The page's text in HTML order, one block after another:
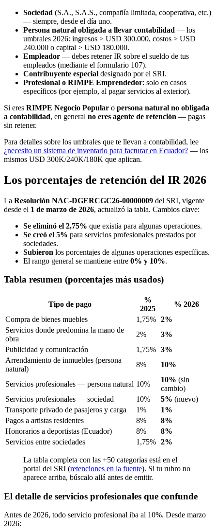
Sociedad (S.A., S.A.S., compañía limitada, cooperativa, etc.)
— siempre, desde el día uno.
Persona natural obligada a llevar contabilidad — los
umbrales 2026: ingresos > USD 300.000, costos > USD
240.000 o capital > USD 180.000.
Empleador — debes retener IR sobre el sueldo de tus
empleados (mediante el formulario 107).
Contribuyente especial designado por el SRI.
Profesional o RIMPE Emprendedor: solo en casos
específicos (por ejemplo, al pagar servicios al exterior).
Si eres RIMPE Negocio Popular o persona natural no obligada
a contabilidad, en general no eres agente de retención — pagas
sin retener.
Para detalles sobre los umbrales que te llevan a contabilidad, lee
¿necesito un sistema de inventario para facturar en Ecuador? — los
mismos USD 300K/240K/180K que aplican.
Los porcentajes de retención del IR 2026
La Resolución NAC-DGERCGC26-00000009 del SRI, vigente
desde el 1 de marzo de 2026, actualizó la tabla. Cambios clave:
Se eliminó el 2,75% que existía para algunas operaciones.
Se creó el 5% para servicios profesionales prestados por
sociedades.
Subieron los porcentajes de algunas operaciones específicas.
El rango general se mantiene entre 0% y 10%.
Tabla resumen (porcentajes más usados)
Tipo de pago
%
2025
% 2026
Compra de bienes muebles
1,75% 2%
Servicios donde predomina la mano de
obra
2%
3%
Publicidad y comunicación
1,75% 3%
Arrendamiento de inmuebles (persona
natural)
8% 10%
Servicios profesionales — persona natural 10%
10% (sin
cambio)
Servicios profesionales — sociedad
10% 5% (nuevo)
Transporte privado de pasajeros y carga
1%
1%
Pagos a artistas residentes
8%
8%
Honorarios a deportistas (Ecuador)
8%
8%
Servicios entre sociedades
1,75% 2%
La tabla completa con las +50 categorías está en el
portal del SRI (retenciones en la fuente). Si tu rubro no
aparece arriba, búscalo allá antes de emitir.
El detalle de servicios profesionales que confunde
Antes de 2026, todo servicio profesional iba al 10%. Desde marzo
2026: